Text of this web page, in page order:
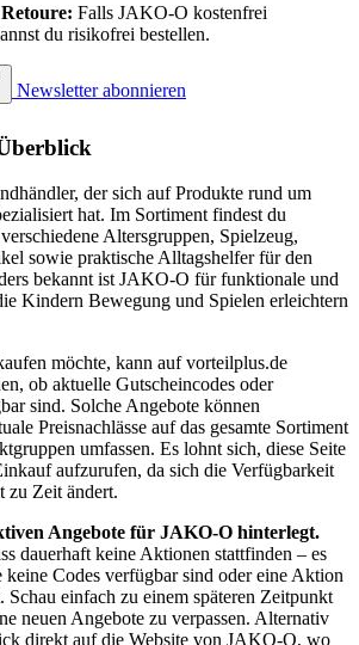
Falls JAKO-O kostenfrei
du risikofrei bestellen.
Newsletter abonnieren
der sich auf Produkte rund um
hat. Im Sortiment findest du
Altersgruppen, Spielzeug,
sowie praktische Alltagshelfer für den
bekannt ist JAKO-O für funktionale und
Kindern Bewegung und Spielen erleichtern
möchte, kann auf vorteilplus.de
ob aktuelle Gutscheincodes oder
sind. Solche Angebote können
Preisnachlässe auf das gesamte Sortiment
umfassen. Es lohnt sich, diese Seite
aufzurufen, da sich die Verfügbarkeit
zu Zeit ändert.
Angebote für JAKO-O hinterlegt.
dauerhaft keine Aktionen stattfinden – es
keine Codes verfügbar sind oder eine Aktion
Schau einfach zu einem späteren Zeitpunkt
neuen Angebote zu verpassen. Alternativ
direkt auf die Website von JAKO-O, wo